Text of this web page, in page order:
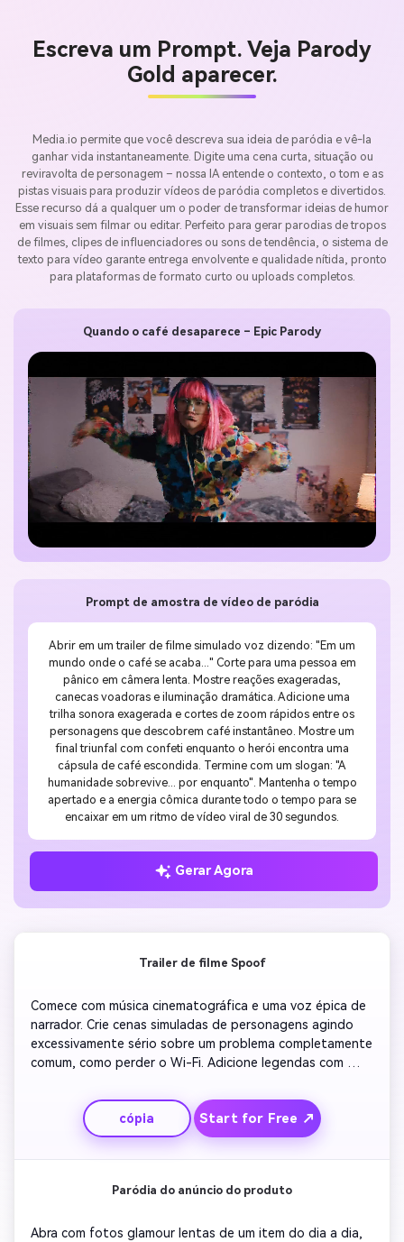
Escreva um Prompt. Veja Parody
Gold aparecer.
Media.io permite que você descreva sua ideia de paródia e vê-la
ganhar vida instantaneamente. Digite uma cena curta, situação ou
reviravolta de personagem – nossa IA entende o contexto, o tom e as
pistas visuais para produzir vídeos de paródia completos e divertidos.
Esse recurso dá a qualquer um o poder de transformar ideias de humor
em visuais sem filmar ou editar. Perfeito para gerar parodias de tropos
de filmes, clipes de influenciadores ou sons de tendência, o sistema de
texto para vídeo garante entrega envolvente e qualidade nítida, pronto
para plataformas de formato curto ou uploads completos.
Prompt de amostra de vídeo de paródia
Abrir em um trailer de filme simulado voz dizendo: "Em um
mundo onde o café se acaba..." Corte para uma pessoa em
pânico em câmera lenta. Mostre reações exageradas,
canecas voadoras e iluminação dramática. Adicione uma
trilha sonora exagerada e cortes de zoom rápidos entre os
personagens que descobrem café instantâneo. Mostre um
final triunfal com confeti enquanto o herói encontra uma
cápsula de café escondida. Termine com um slogan: "A
humanidade sobrevive... por enquanto". Mantenha o tempo
apertado e a energia cômica durante todo o tempo para se
encaixar em um ritmo de vídeo viral de 30 segundos.
Gerar Agora
Quando o café desaparece – Epic Parody
Trailer de filme Spoof
Comece com música cinematográfica e uma voz épica de
narrador. Crie cenas simuladas de personagens agindo
excessivamente sério sobre um problema completamente
comum, como perder o Wi-Fi. Adicione legendas com
e close-ups. Insira títulos de ações como 'O Buffering
ataca novamente.' Conclua com uma reviravolta
humorística e créditos falsos.
cópia Start for Free ↗
Paródia do anúncio do produto
Abra com fotos glamour lentas de um item do dia a dia,